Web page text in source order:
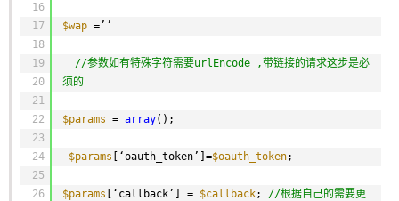
16
17
18
19
20
21
22
23
24
25
26
$wap =’’
//参数如有特殊字符需要urlEncode ,带链接的请求这步是必
须的
$params = array();
$params [‘oauth_token’]=$oauth_token;
$params [‘callback’] = $callback; //根据自己的需要更